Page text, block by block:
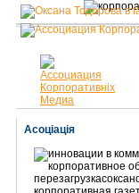
Асоціація